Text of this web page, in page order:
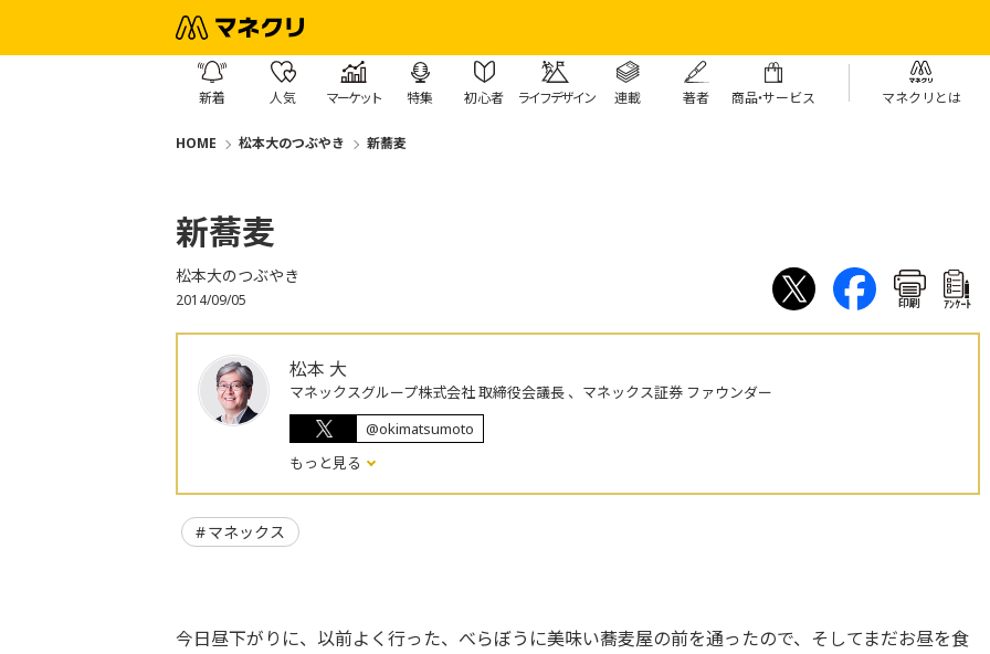
新着 人気 マーケット 特集 初心者 ライフデザイン 連載 著者 商品・サービス マネクリとは
HOME 松本大のつぶやき 新蕎麦
新蕎麦
松本大のつぶやき
2014/09/05 印刷 ｱﾝｹｰﾄ
松本 大
マネックスグループ株式会社 取締役会議長 、マネックス証券 ファウンダー
@okimatsumoto
もっと見る
マネックス
今日昼下がりに、以前よく行った、べらぼうに美味い蕎麦屋の前を通ったので、そしてまだお昼を食